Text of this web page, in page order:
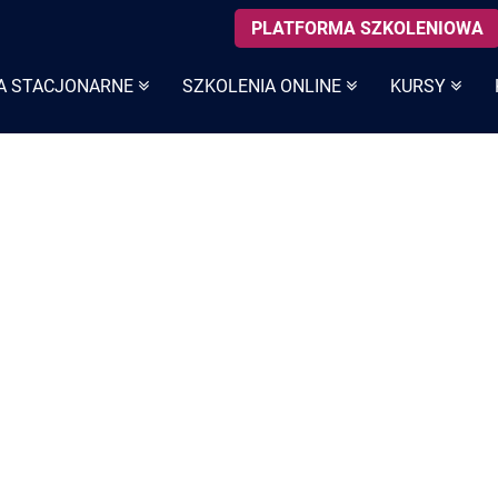
STACJONARNE SZKOLENIA ONLINE KURSY
PLATFORMA SZKOLENIOWA